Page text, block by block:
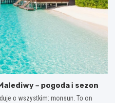
– pogoda i sezon
o wszystkim: monsun. To on